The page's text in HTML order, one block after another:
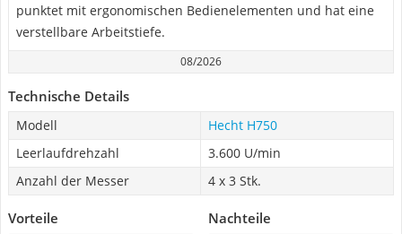
punktet mit ergonomischen Bedienelementen und hat eine
verstellbare Arbeitstiefe.
08/2026
Technische Details
Modell
Hecht H750
Leerlaufdrehzahl
3.600 U/min
Anzahl der Messer
4 x 3 Stk.
Vorteile Nachteile